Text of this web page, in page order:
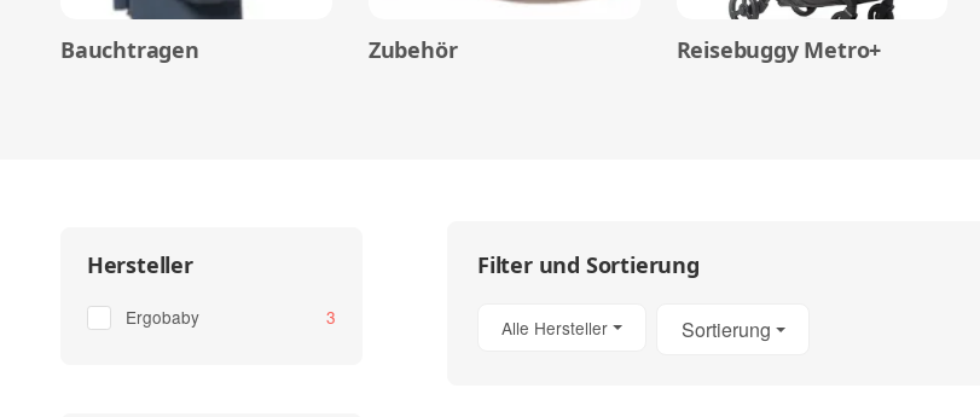
Bauchtragen Zubehör Reisebuggy Metro+
Filter und Sortierung
Alle Hersteller Sortierung
Hersteller
Ergobaby 3